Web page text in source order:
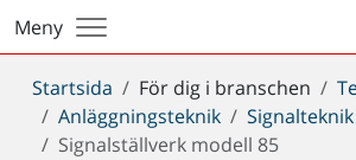
Meny
Du
är
här:
Startsida För dig i branschen
Anläggningsteknik
Signalteknik
Signalställverk modell 85